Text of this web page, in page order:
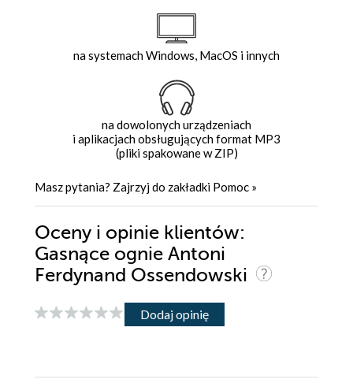
na systemach Windows, MacOS i innych
na dowolonych urządzeniach
i aplikacjach obsługujących format MP3
(pliki spakowane w ZIP)
Masz pytania? Zajrzyj do zakładki Pomoc »
Oceny i opinie klientów:
Gasnące ognie Antoni
Ferdynand Ossendowski
Dodaj opinię